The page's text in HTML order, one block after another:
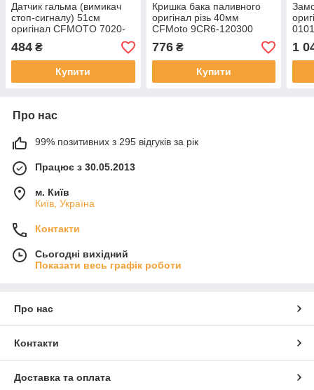
Датчик гальма (вимикач
стоп-сигналу) 51см
оригінал CFMOTO 7020-
080010-30000
484 ₴
Купити
Кришка бака паливного
оригінал різь 40мм
CFMoto 9CR6-120300
776₴
Купити
1
Про нас
99% позитивних з 295 відгуків за рік
Працює з 30.05.2013
м. Київ
Київ, Україна
Контакти
Сьогодні вихідний
Показати весь графік роботи
Про нас
Контакти
Доставка та оплата